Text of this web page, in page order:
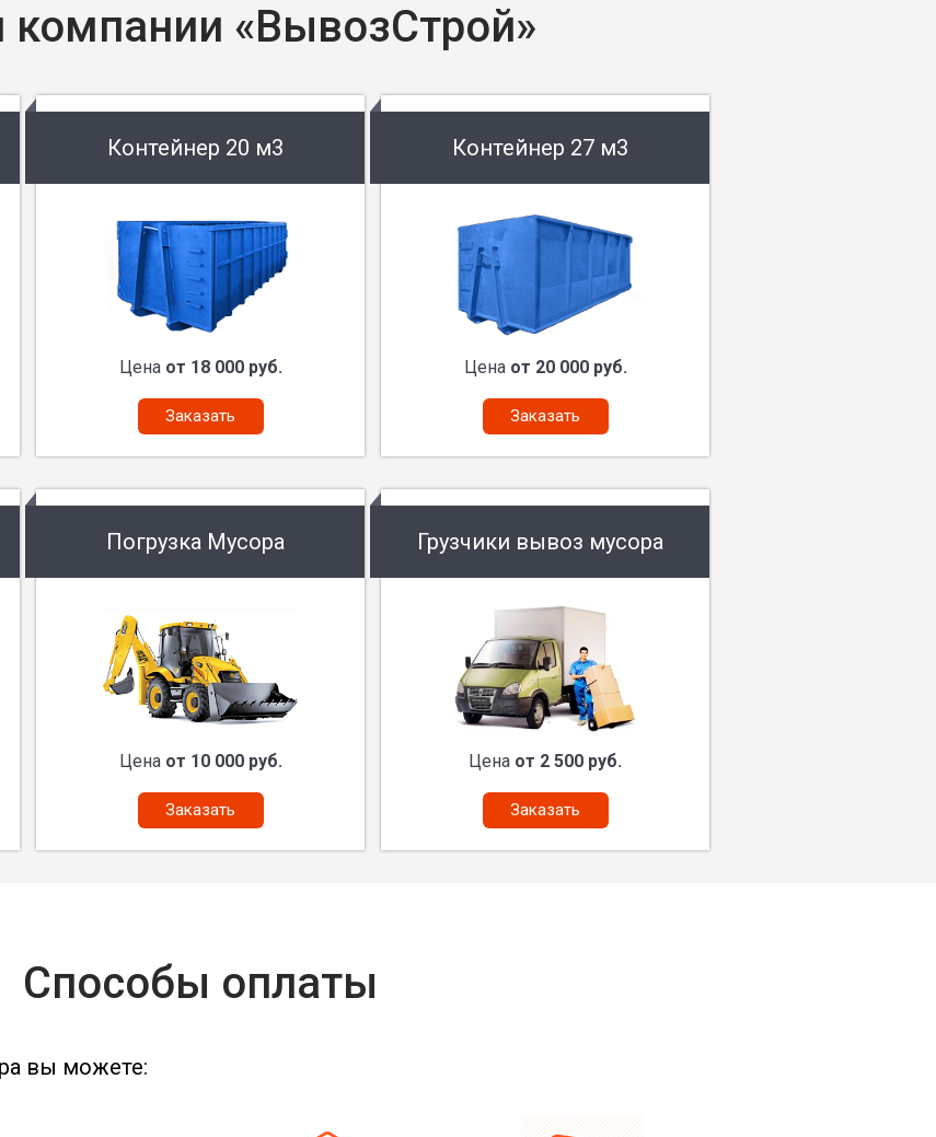
компании «ВывозСтрой»
Контейнер 20 м3
Цена от 18 000 руб.
Заказать
Контейнер 27 м3
Цена от 20 000 руб.
Заказать
Погрузка Мусора
Цена от 10 000 руб.
Заказать
Грузчики вывоз мусора
Цена от 2 500 руб.
Заказать
Способы оплаты
вы можете: